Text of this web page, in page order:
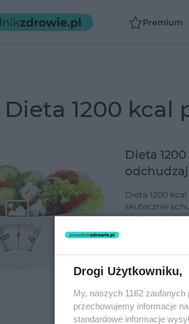
Premium
dieta 1200
Dieta
Dieta 1200
skutecznie
większych
Drogi Użytkowniku,
My, naszych 1162
przechowujemy informacje
standardowe informacje